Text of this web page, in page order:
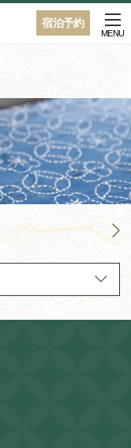
宿泊予約
MENU